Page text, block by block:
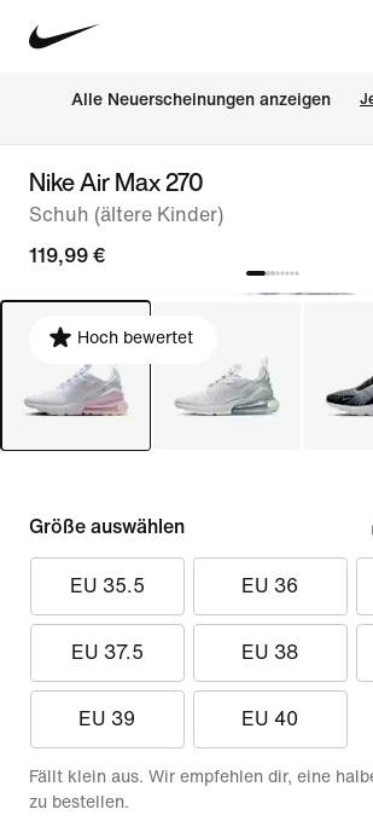
Alle Neuerscheinungen anzeigen
Nike Air Max 270
Schuh (ältere Kinder)
119,99 €
Hoch bewertet
Größe auswählen
EU 35.5 EU 36
EU 37.5 EU 38
EU 39 EU 40
Fällt klein aus. Wir empfehlen dir, eine
zu bestellen.